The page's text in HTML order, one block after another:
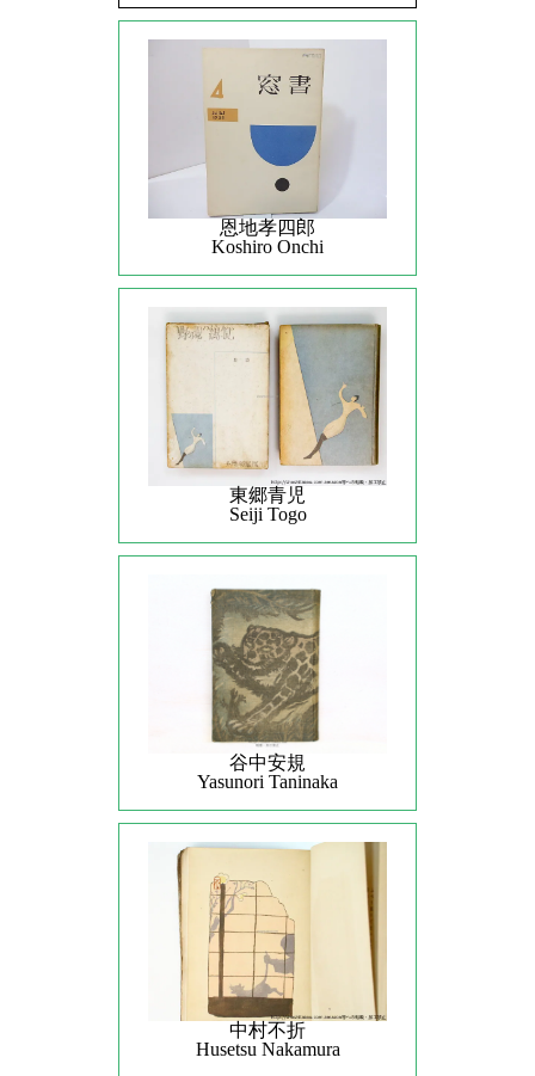
恩地孝四郎
Koshiro Onchi
東郷青児
Seiji Togo
谷中安規
Yasunori Taninaka
中村不折
Husetsu Nakamura